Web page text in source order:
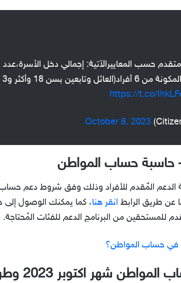
حسب المعاييرالآتية: إجمالي دخل الأسرة،عدد
https://t.co/
October 8, 2023
حاسبة حساب المواطن
انقر هنا، كما يمكنك الوصول
للمستحقين من البرنامج الدعم للفئات المُحتاجة.
في حساب المواطن؟